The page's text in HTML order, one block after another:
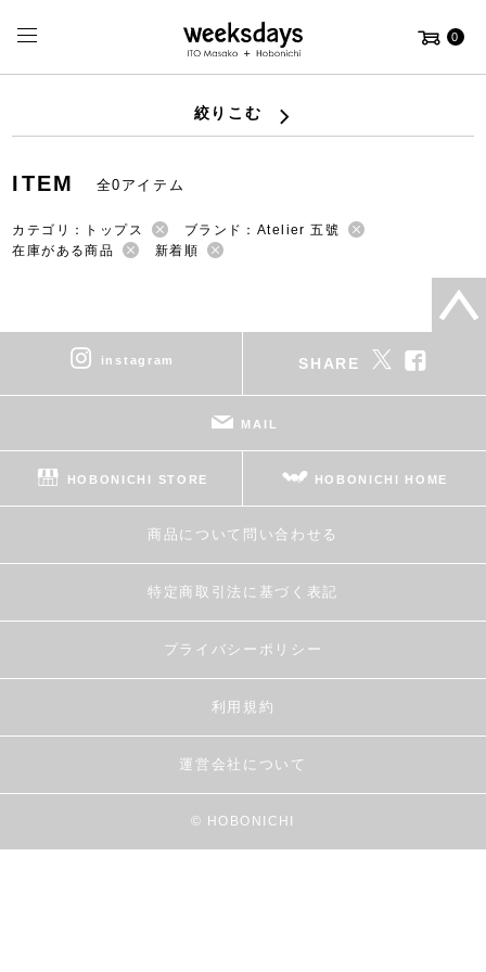
0
絞りこむ
ITEM 全0アイテム
カテゴリ：トップス
ブランド：Atelier 五號
在庫がある商品
新着順
instagram SHARE
MAIL
HOBONICHI STORE HOBONICHI HOME
商品について問い合わせる
特定商取引法に基づく表記
プライバシーポリシー
利用規約
運営会社について
© HOBONICHI